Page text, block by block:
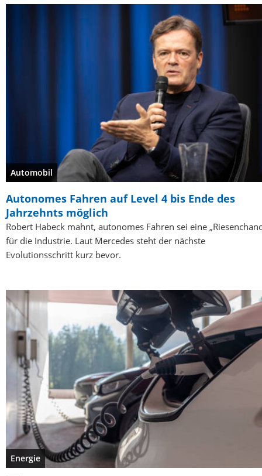
Automobil
Autonomes Fahren auf Level 4 bis Ende des
Jahrzehnts möglich
Robert Habeck mahnt, autonomes Fahren sei eine
für die Industrie. Laut Mercedes steht der nächste
Evolutionsschritt kurz bevor.
Energie